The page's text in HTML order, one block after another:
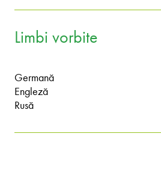
Limbi vorbite
Germană
Engleză
Rusă